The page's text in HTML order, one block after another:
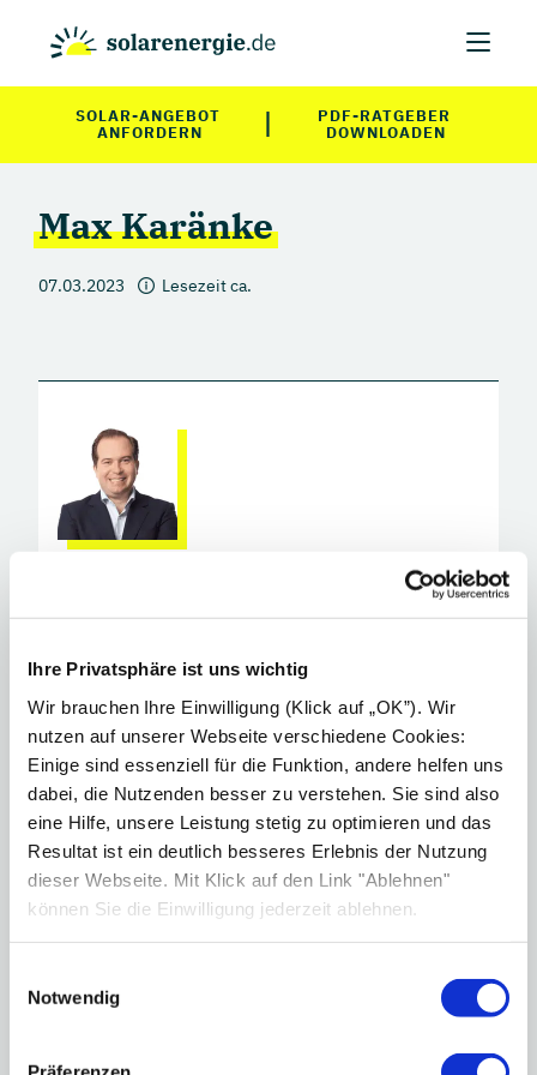
Ihre Privatsphäre ist uns wichtig
Wir brauchen Ihre Einwilligung (Klick auf „OK”). Wir
nutzen auf unserer Webseite verschiedene Cookies:
Einige sind essenziell für die Funktion, andere helfen uns
dabei, die Nutzenden besser zu verstehen. Sie sind also
eine Hilfe, unsere Leistung stetig zu optimieren und das
Resultat ist ein deutlich besseres Erlebnis der Nutzung
dieser Webseite. Mit Klick auf den Link "Ablehnen"
können Sie die Einwilligung jederzeit ablehnen.
Notwendig
SOLAR-ANGEBOT
ANFORDERN
|
PDF-RATGEBER
DOWNLOADEN
Max Karänke
07.03.2023 Lesezeit ca.
Gast-Autor
Max Karänke ist Diplom-Sachverständiger (DIA),
für die Bewertung von bebauten und
unbebauten Grundstücken, für Mieten und
Pachten und seit fast 10 Jahren in der
Immobilien­wirtschaft und Bewertung tätig. Als
Autarkie-Nerd beschäftigt er sich seit einigen
Jahren intensiv mit dem Thema Photovoltaik.